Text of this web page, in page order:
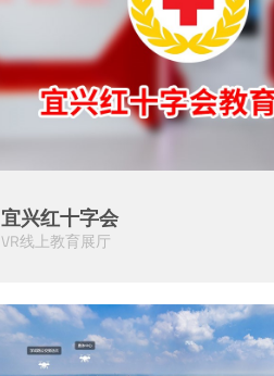
宜兴红十字会
VR线上教育展厅